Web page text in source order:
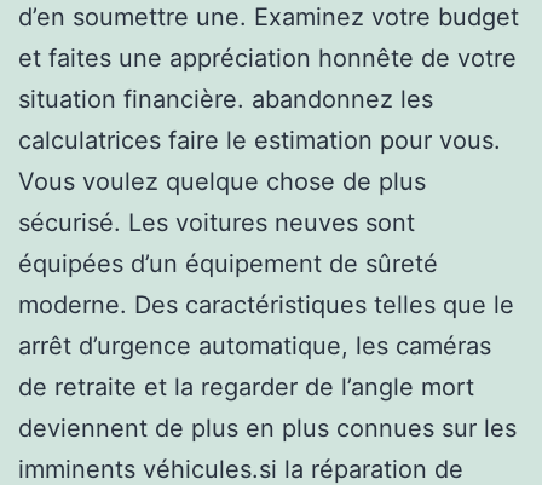
d’en soumettre une. Examinez votre budget
et faites une appréciation honnête de votre
situation financière. abandonnez les
calculatrices faire le estimation pour vous.
Vous voulez quelque chose de plus
sécurisé. Les voitures neuves sont
équipées d’un équipement de sûreté
moderne. Des caractéristiques telles que le
arrêt d’urgence automatique, les caméras
de retraite et la regarder de l’angle mort
deviennent de plus en plus connues sur les
imminents véhicules.si la réparation de